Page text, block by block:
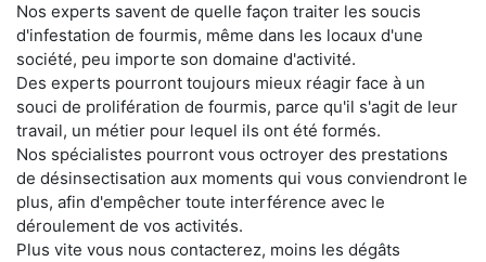
Nos experts savent de quelle façon traiter les soucis
d'infestation de fourmis, même dans les locaux d'une
société, peu importe son domaine d'activité.
Des experts pourront toujours mieux réagir face à un
souci de prolifération de fourmis, parce qu'il s'agit de leur
travail, un métier pour lequel ils ont été formés.
Nos spécialistes pourront vous octroyer des prestations
de désinsectisation aux moments qui vous conviendront le
plus, afin d'empêcher toute interférence avec le
déroulement de vos activités.
Plus vite vous nous contacterez, moins les dégâts